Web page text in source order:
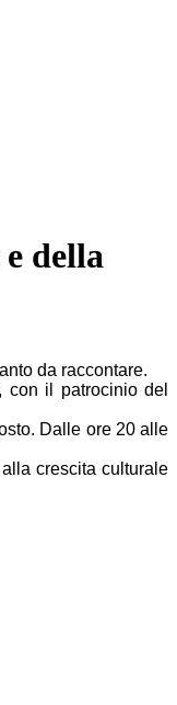
della
da raccontare.
con il patrocinio del
Dalle ore 20 alle
crescita culturale